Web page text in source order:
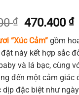
₫
Giá
gốc
là:
516.600 ₫.
470.400₫
“Xúc Cảm” gồm
này kết hợp sắc
và lá bạc, cùng
đến một cảm giác
dịp đặc biệt như